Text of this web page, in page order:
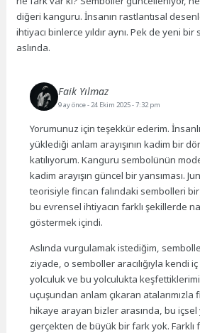
diğeri kanguru. İnsanın rastlantısal
ihtiyacı binlerce yıldır aynı. Pek de yeni bir
aslında.
Faik Yılmaz
9 ay önce- 24 Ekim 2025 - 7:32 pm
Yorumunuz için teşekkür ederim.
yüklediği anlam arayışının kadim bir
katılıyorum. Kanguru sembolünün
kadim arayışın güncel bir yansıması.
teorisiyle fincan falındaki sembolleri
bu evrensel ihtiyacın farklı şekillerde
göstermek içindi.
Aslında vurgulamak istediğim,
ziyade, o semboller aracılığıyla kendi iç
yolculuk ve bu yolculukta
uçuşundan anlam çıkaran
hikaye arayan bizler arasında, bu içsel
gerçekten de büyük bir fark yok. Farklı